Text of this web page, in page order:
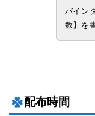
バイン
数】を
配布時間